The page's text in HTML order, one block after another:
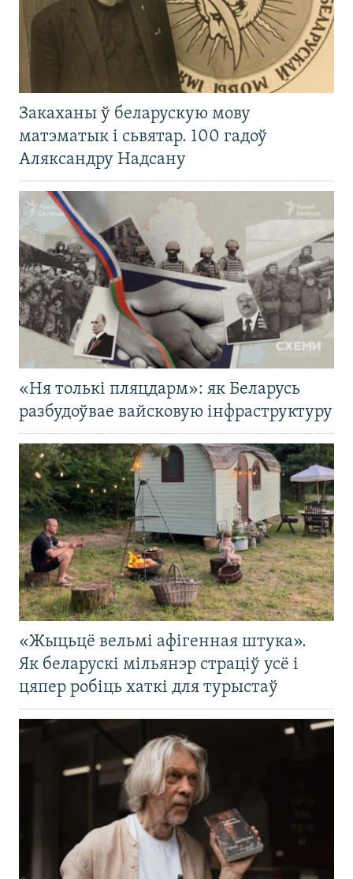
Закаханы ў беларускую мову
матэматык і сьвятар. 100 гадоў
Аляксандру Надсану
«Ня толькі пляцдарм»: як Беларусь
разбудоўвае вайсковую інфраструктуру
«Жыцьцё вельмі афігенная штука».
Як беларускі мільянэр страціў усё і
цяпер робіць хаткі для турыстаў